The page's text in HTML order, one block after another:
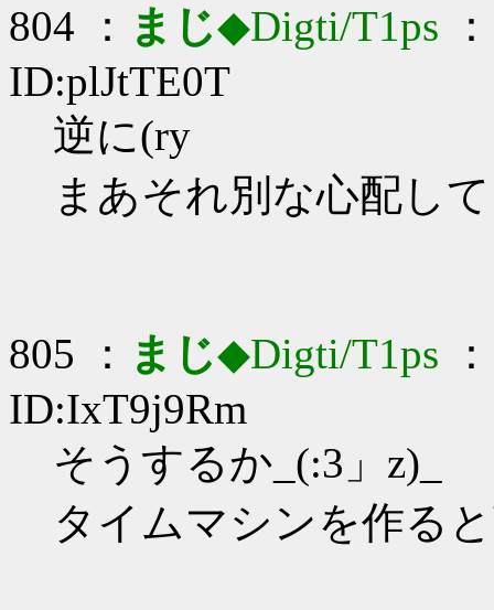
804 ： まじ◆Digti/T1ps
ID:plJtTE0T
逆に(ry
まあそれ別な心配して
805 ： まじ◆Digti/T1ps
ID:IxT9j9Rm
そうするか_(:3」z)_
タイムマシンを作る